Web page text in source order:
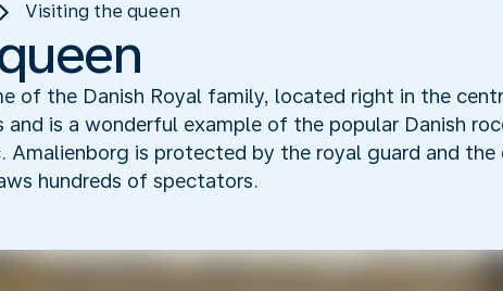
Visiting the queen
of the Danish Royal family, located right in the
is a wonderful example of the popular Danish
Amalienborg is protected by the royal guard and
hundreds of spectators.